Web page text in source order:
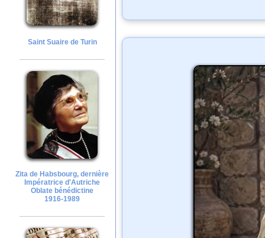
Saint Suaire de Turin
Zita de Habsbourg, dernière
Impératrice d'Autriche
Oblate bénédictine
1916-1989